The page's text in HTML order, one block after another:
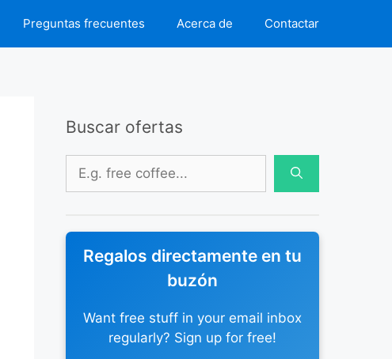
Preguntas frecuentes Acerca de Contactar
Buscar ofertas
Buscar:
Regalos directamente en tu
buzón
Want free stuff in your email inbox
regularly? Sign up for free!